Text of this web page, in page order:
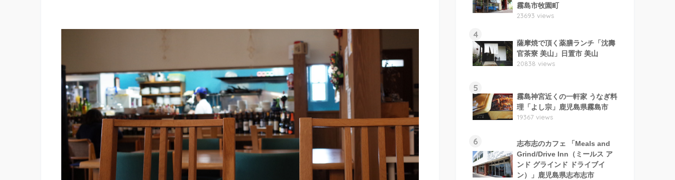
霧島市牧園町
23693 views
4
薩摩焼で頂く薬膳ランチ「沈壽
官茶寮 美山」日置市 美山
20838 views
5
霧島神宮近くの一軒家 うなぎ料
理「よし宗」鹿児島県霧島市
19367 views
6
志布志のカフェ 「Meals and
Grind/Drive Inn（ミールス ア
ンド グラインド ドライブイ
ン）」鹿児島県志布志市